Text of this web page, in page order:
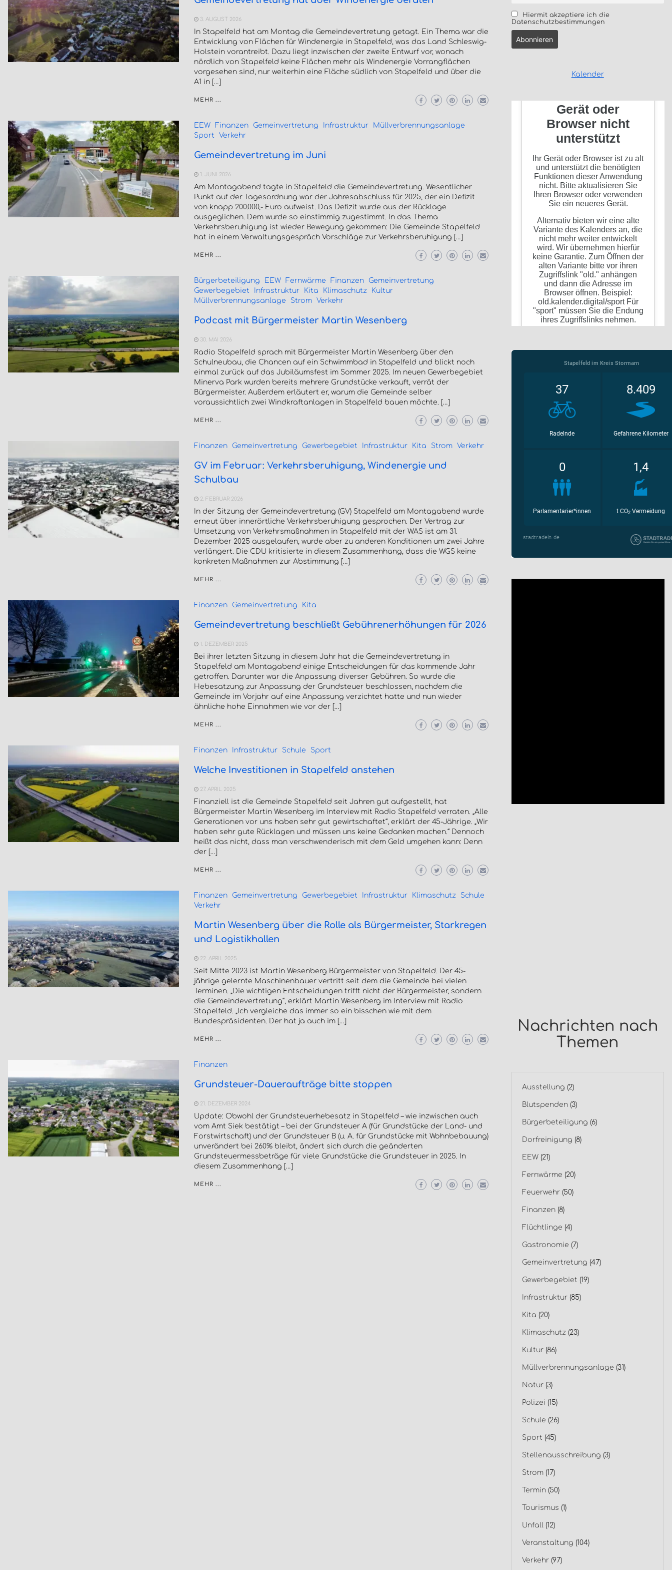
3. AUGUST 2026
In Stapelfeld hat am Montag die Gemeindevertretung getagt. Ein Thema war die
Entwicklung von Flächen für Windenergie in Stapelfeld, was das Land Schleswig-
Holstein vorantreibt. Dazu liegt inzwischen der zweite Entwurf vor, wonach
nördlich von Stapelfeld keine Flächen mehr als Windenergie Vorrangflächen
vorgesehen sind, nur weiterhin eine Fläche südlich von Stapelfeld und über die
A1 in […]
MEHR ...
EEW Finanzen Gemeinvertretung Infrastruktur
Müllverbrennungsanlage
Sport
Verkehr
Gemeindevertretung im Juni
1. JUNI 2026
Am Montagabend tagte in Stapelfeld die Gemeindevertretung. Wesentlicher
Punkt auf der Tagesordnung war der Jahresabschluss für 2025, der ein Defizit
von knapp 200.000,- Euro aufweist. Das Defizit wurde aus der Rücklage
ausgeglichen. Dem wurde so einstimmig zugestimmt. In das Thema
Verkehrsberuhigung ist wieder Bewegung gekommen: Die Gemeinde Stapelfeld
hat in einem Verwaltungsgespräch Vorschläge zur Verkehrsberuhigung […]
MEHR ...
Bürgerbeteiligung EEW Fernwärme Finanzen
Gemeinvertretung
Gewerbegebiet
Infrastruktur Kita Klimaschutz
Kultur
Müllverbrennungsanlage
Strom Verkehr
Podcast mit Bürgermeister Martin Wesenberg
30. MAI 2026
Radio Stapelfeld sprach mit Bürgermeister Martin Wesenberg über den
Schulneubau, die Chancen auf ein Schwimmbad in Stapelfeld und blickt noch
einmal zurück auf das Jubiläumsfest im Sommer 2025. Im neuen Gewerbegebiet
Minerva Park wurden bereits mehrere Grundstücke verkauft, verrät der
Bürgermeister. Außerdem erläutert er, warum die Gemeinde selber
voraussichtlich zwei Windkraftanlagen in Stapelfeld bauen möchte. […]
MEHR ...
Finanzen Gemeinvertretung Gewerbegebiet Infrastruktur Kita Strom Verkehr
GV im Februar: Verkehrsberuhigung, Windenergie und
Schulbau
2. FEBRUAR 2026
In der Sitzung der Gemeindevertretung (GV) Stapelfeld am Montagabend wurde
erneut über innerörtliche Verkehrsberuhigung gesprochen. Der Vertrag zur
Umsetzung von Verkehrsmaßnahmen in Stapelfeld mit der WAS ist am 31.
Dezember 2025 ausgelaufen, wurde aber zu anderen Konditionen um zwei Jahre
verlängert. Die CDU kritisierte in diesem Zusammenhang, dass die WGS keine
konkreten Maßnahmen zur Abstimmung […]
MEHR ...
Finanzen Gemeinvertretung Kita
Gemeindevertretung beschließt Gebührenerhöhungen für 2026
1. DEZEMBER 2025
Bei ihrer letzten Sitzung in diesem Jahr hat die Gemeindevertretung in
Stapelfeld am Montagabend einige Entscheidungen für das kommende Jahr
getroffen. Darunter war die Anpassung diverser Gebühren. So wurde die
Hebesatzung zur Anpassung der Grundsteuer beschlossen, nachdem die
Gemeinde im Vorjahr auf eine Anpassung verzichtet hatte und nun wieder
ähnliche hohe Einnahmen wie vor der […]
MEHR ...
Finanzen Infrastruktur Schule Sport
Welche Investitionen in Stapelfeld anstehen
27. APRIL 2025
Finanziell ist die Gemeinde Stapelfeld seit Jahren gut aufgestellt, hat
Bürgermeister Martin Wesenberg im Interview mit Radio Stapelfeld verraten. „Alle
Generationen vor uns haben sehr gut gewirtschaftet“, erklärt der 45-Jährige. „Wir
haben sehr gute Rücklagen und müssen uns keine Gedanken machen.“ Dennoch
heißt das nicht, dass man verschwenderisch mit dem Geld umgehen kann: Denn
der […]
MEHR ...
Finanzen Gemeinvertretung Gewerbegebiet Infrastruktur Klimaschutz
Schule
Verkehr
Martin Wesenberg über die Rolle als Bürgermeister, Starkregen
und Logistikhallen
22. APRIL 2025
Seit Mitte 2023 ist Martin Wesenberg Bürgermeister von Stapelfeld. Der 45-
jährige gelernte Maschinenbauer vertritt seit dem die Gemeinde bei vielen
Terminen. „Die wichtigen Entscheidungen trifft nicht der Bürgermeister, sondern
die Gemeindevertretung“, erklärt Martin Wesenberg im Interview mit Radio
Stapelfeld. „Ich vergleiche das immer so ein bisschen wie mit dem
Bundespräsidenten. Der hat ja auch im […]
MEHR ...
Finanzen
Grundsteuer-Daueraufträge bitte stoppen
21. DEZEMBER 2024
Update: Obwohl der Grundsteuerhebesatz in Stapelfeld – wie inzwischen auch
vom Amt Siek bestätigt – bei der Grundsteuer A (für Grundstücke der Land- und
Forstwirtschaft) und der Grundsteuer B (u. A. für Grundstücke mit Wohnbebauung)
unverändert bei 260% bleibt, ändert sich durch die geänderten
Grundsteuermessbeträge für viele Grundstücke die Grundsteuer in 2025. In
diesem Zusammenhang […]
MEHR ...
Hiermit akzeptiere ich die
Datenschutzbestimmungen
Kalender
Nachrichten nach
Themen
Ausstellung (2)
Blutspenden(3)
Bürgerbeteiligung (6)
Dorfreinigung (8)
EEW(21)
Fernwärme (20)
Feuerwehr(50)
Finanzen(8)
Flüchtlinge (4)
Gastronomie (7)
Gemeinvertretung (47)
Gewerbegebiet (19)
Infrastruktur(85)
Kita (20)
Klimaschutz (23)
Kultur(86)
Müllverbrennungsanlage (31)
Natur(3)
Polizei (15)
Schule (26)
Sport (45)
Stellenausschreibung (3)
Strom(17)
Termin(50)
Tourismus (1)
Unfall (12)
Veranstaltung (104)
Verkehr(97)